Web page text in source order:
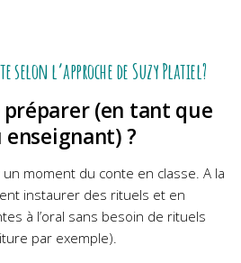
l’approche de Suzy Platiel?
préparer (en tant que
?
un moment du conte en classe. A la
instaurer des rituels et en
à l’oral sans besoin de rituels
par exemple).